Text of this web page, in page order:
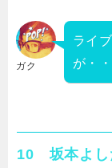
ガク
ライ
が・・
10 坂本よし